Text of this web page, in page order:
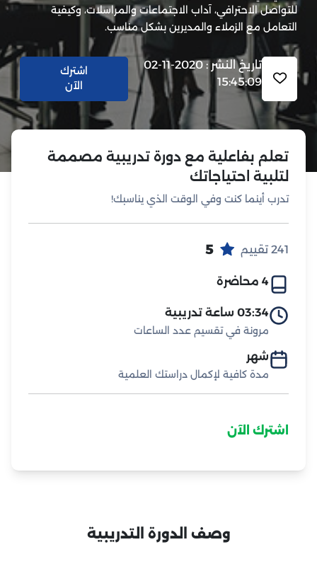
تعلم بفاعلية مع دورة تدريبية مصممة
لتلبية احتياجاتك
تدرب أينما كنت وفي الوقت الذي يناسبك!
241 تقييم 5
4 محاضرة
03:34 ساعة تدريبية
مرونة في تقسيم عدد الساعات
شهر
مدة كافية لإكمال دراستك العلمية
اشترك الآن
للتواصل الاحترافي، آداب الاجتماعات والمراسلات، وكيفية
التعامل مع الزملاء والمديرين بشكل مناسب.
تاريخ النشر : 2020-11-02
15:45:09
اشترك
الآن
وصف الدورة التدريبية